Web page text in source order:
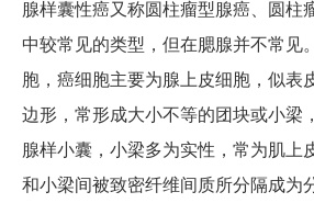
腺样囊性癌又称圆柱瘤型腺癌、圆柱
中较常见的类型，但在腮腺并不常见
胞，癌细胞主要为腺上皮细胞，似表
边形，常形成大小不等的团块或小梁
腺样小囊，小梁多为实性，常为肌上
和小梁间被致密纤维间质所分隔成为